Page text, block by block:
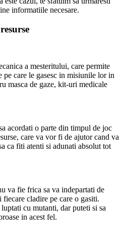
informatiile necesare.
a mesteritului, care permite
care le gasesc in misiunile lor in
masca de gaze, kit-uri medicale
acordati o parte din timpul de joc
care va vor fi de ajutor cand va
ca fiti atenti si adunati absolut tot
va fie frica sa va indepartati de
cladire pe care o gasiti.
cu mutanti, dar puteti si sa
in acest fel.